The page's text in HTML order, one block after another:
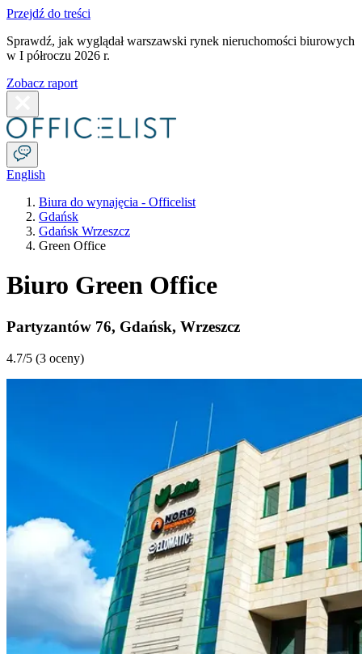
Przejdź do treści
Sprawdź, jak wyglądał warszawski rynek nieruchomości biurowych
w I półroczu 2026 r.
Zobacz raport
English
Biura do wynajęcia - Officelist
Gdańsk
Gdańsk Wrzeszcz
Green Office
Biuro Green Office
Partyzantów 76, Gdańsk, Wrzeszcz
4.7/5 (3 oceny)